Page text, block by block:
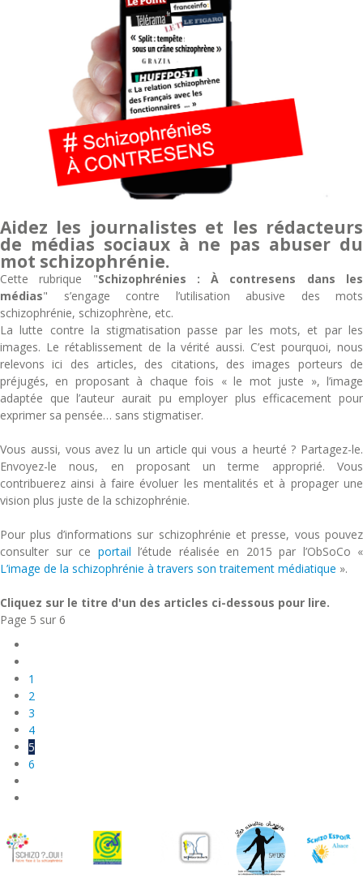
Aidez les journalistes et les rédacteurs
de médias sociaux à ne pas abuser du
mot schizophrénie.
Cette rubrique "Schizophrénies : À contresens dans les
médias" s’engage contre l’utilisation abusive des mots
schizophrénie, schizophrène, etc.
La lutte contre la stigmatisation passe par les mots, et par les
images. Le rétablissement de la vérité aussi. C’est pourquoi, nous
relevons ici des articles, des citations, des images porteurs de
préjugés, en proposant à chaque fois « le mot juste », l’image
adaptée que l’auteur aurait pu employer plus efficacement pour
exprimer sa pensée… sans stigmatiser.
Vous aussi, vous avez lu un article qui vous a heurté ? Partagez-le.
Envoyez-le nous, en proposant un terme approprié. Vous
contribuerez ainsi à faire évoluer les mentalités et à propager une
vision plus juste de la schizophrénie.
Pour plus d’informations sur schizophrénie et presse, vous pouvez
consulter sur ce portail l’étude réalisée en 2015 par l’ObSoCo «
L’image de la schizophrénie à travers son traitement médiatique ».
Cliquez sur le titre d'un des articles ci-dessous pour lire.
Page 5 sur 6
1
2
3
4
5
6